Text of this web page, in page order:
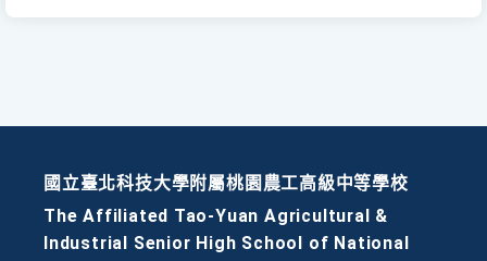
國立臺北科技大學附屬桃園農工高級中等學校
The Affiliated Tao-Yuan Agricultural &
Industrial Senior High School of National